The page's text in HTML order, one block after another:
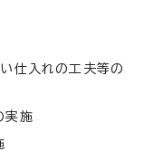
仕入れの工夫等の
実施